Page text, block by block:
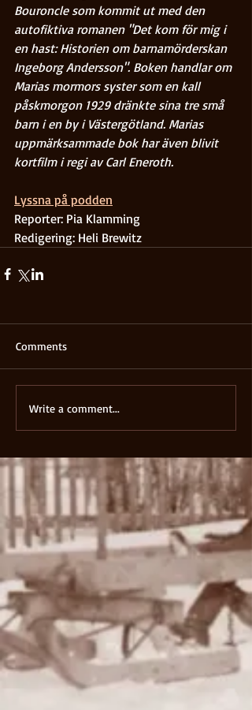
Bouroncle som kommit ut med den
autofiktiva romanen "Det kom för mig i
en hast: Historien om barnamörderskan
Ingeborg Andersson". Boken handlar om
Marias mormors syster som en kall
påskmorgon 1929 dränkte sina tre små
barn i en by i Västergötland. Marias
uppmärksammade bok har även blivit
kortfilm i regi av Carl Eneroth.
Lyssna på podden
Reporter: Pia Klamming
Redigering: Heli Brewitz
Comments
Write a comment...